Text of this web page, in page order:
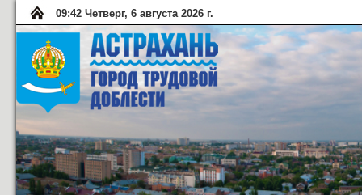
09:42 Четверг, 6 августа 2026 г.